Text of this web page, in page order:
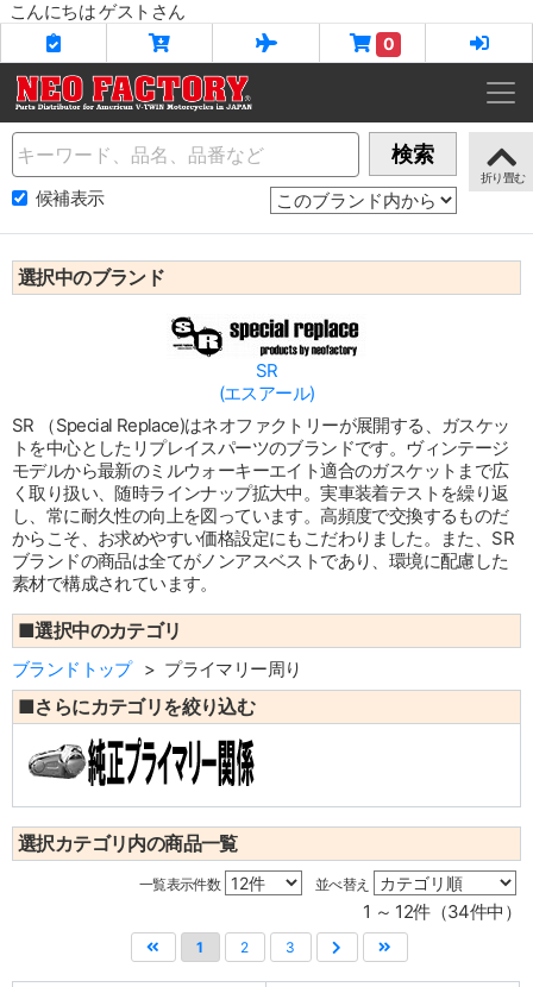
こんにちは ゲストさん
0
Name 検索
候補表示
選択中のブランド
SR
(エスアール)
SR （Special Replace)はネオファクトリーが展開する、ガスケッ
トを中心としたリプレイスパーツのブランドです。ヴィンテージ
モデルから最新のミルウォーキーエイト適合のガスケットまで広
く取り扱い、随時ラインナップ拡大中。実車装着テストを繰り返
し、常に耐久性の向上を図っています。高頻度で交換するものだ
からこそ、お求めやすい価格設定にもこだわりました。また、SR
ブランドの商品は全てがノンアスベストであり、環境に配慮した
素材で構成されています。
■選択中のカテゴリ
ブランドトップ プライマリー周り
■さらにカテゴリを絞り込む
選択カテゴリ内の商品一覧
一覧表示件数 並べ替え
1 ～ 12件（34件中）
1 2 3